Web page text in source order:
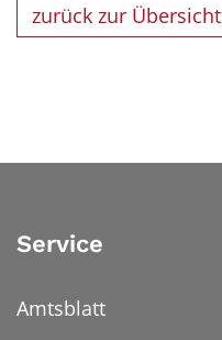
zurück zur Übersicht
Service
Amtsblatt